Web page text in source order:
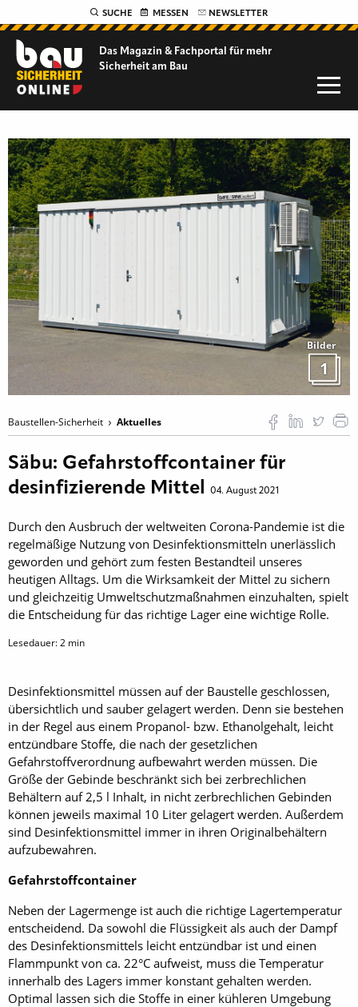
SUCHE MESSEN NEWSLETTER
Das Magazin & Fachportal für mehr
Sicherheit am Bau
Bilder
1
Baustellen-Sicherheit Aktuelles
Säbu: Gefahrstoffcontainer für
desinfizierende Mittel
04. August 2021
Durch den Ausbruch der weltweiten Corona-Pandemie ist die
regelmäßige Nutzung von Desinfektionsmitteln unerlässlich
geworden und gehört zum festen Bestandteil unseres
heutigen Alltags. Um die Wirksamkeit der Mittel zu sichern
und gleichzeitig Umweltschutzmaßnahmen einzuhalten, spielt
die Entscheidung für das richtige Lager eine wichtige Rolle.
Lesedauer:2 min
Desinfektionsmittel müssen auf der Baustelle geschlossen,
übersichtlich und sauber gelagert werden. Denn sie bestehen
in der Regel aus einem Propanol- bzw. Ethanolgehalt, leicht
entzündbare Stoffe, die nach der gesetzlichen
Gefahrstoffverordnung aufbewahrt werden müssen. Die
Größe der Gebinde beschränkt sich bei zerbrechlichen
Behältern auf 2,5 l Inhalt, in nicht zerbrechlichen Gebinden
können jeweils maximal 10 Liter gelagert werden. Außerdem
sind Desinfektionsmittel immer in ihren Originalbehältern
aufzubewahren.
Gefahrstoffcontainer
Neben der Lagermenge ist auch die richtige Lagertemperatur
entscheidend. Da sowohl die Flüssigkeit als auch der Dampf
des Desinfektionsmittels leicht entzündbar ist und einen
Flammpunkt von ca. 22°C aufweist, muss die Temperatur
innerhalb des Lagers immer konstant gehalten werden.
Optimal lassen sich die Stoffe in einer kühleren Umgebung